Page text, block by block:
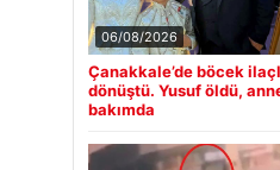
06/08/2026
Çanakkale’de böcek
dönüştü. Yusuf öldü,
bakımda